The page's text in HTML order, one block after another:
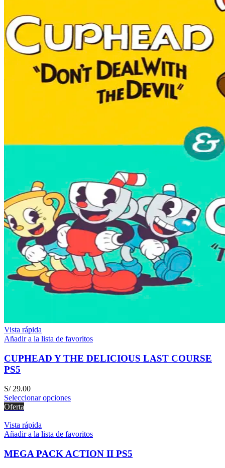
Vista rápida
Añadir a la lista de favoritos
CUPHEAD Y THE DELICIOUS LAST COURSE
PS5
S/29.00
Seleccionar opciones
Oferta
Vista rápida
Añadir a la lista de favoritos
MEGA PACK ACTION II PS5